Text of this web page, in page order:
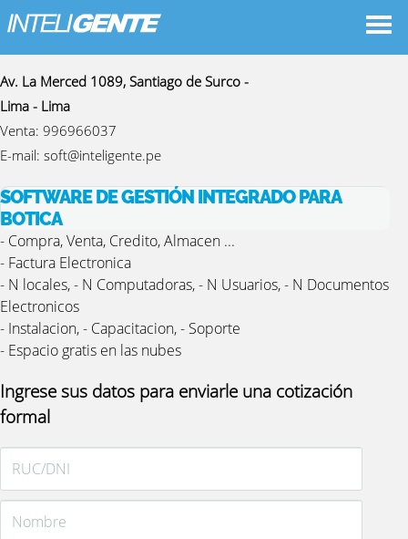
Datos De Contacto
Av. La Merced 1089, Santiago de Surco -
Lima - Lima
Venta: 996966037
E-mail: soft@inteligente.pe
SOFTWARE DE GESTIÓN INTEGRADO PARA
BOTICA
- Compra, Venta, Credito, Almacen ...
- Factura Electronica
- N locales, - N Computadoras, - N Usuarios, - N Documentos
Electronicos
- Instalacion, - Capacitacion, - Soporte
- Espacio gratis en las nubes
Ingrese sus datos para enviarle una cotización
formal